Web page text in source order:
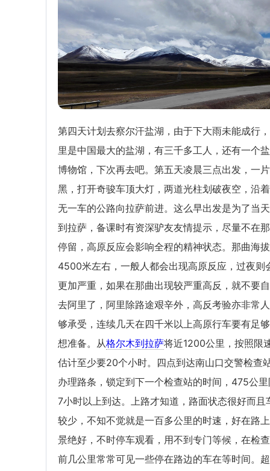
第四天计划去察尔汗盐湖，由于下大雨未能成行
里是中国最大的盐湖，有三千多工人，还有一个
博物馆，下次再去吧。第五天凌晨三点出发，一
黑，打开奇骏车顶大灯，两道光柱划破夜空，沿
无一车的公路向拉萨前进。这么早出发是为了当
到拉萨，备课时有资深驴友友情提示，尽量不在
停留，高原反应会影响全程的精神状态。那曲海拔
4500米左右，一般人都会出现高原反应，过夜则
更加严重，如果在那曲出现较严重高反，就不要
去阿里了，阿里除路途艰辛外，高反考验亦非常
够承受，连续几天在四千米以上高原行车要有足
想准备。从格尔木到拉萨将近1200公里，按照限
估计至少要20个小时。四点到达南山口交警检查
办理路条，锁定到下一个检查站的时间，475公
7小时以上到达。上路才知道，路面状态很好而且
较少，不知不觉就是一百多公里的时速，好在路
景绝好，不时停车观看，用不到专门等候，在检
前几公里常常可见一些停在路边的车在等时间。